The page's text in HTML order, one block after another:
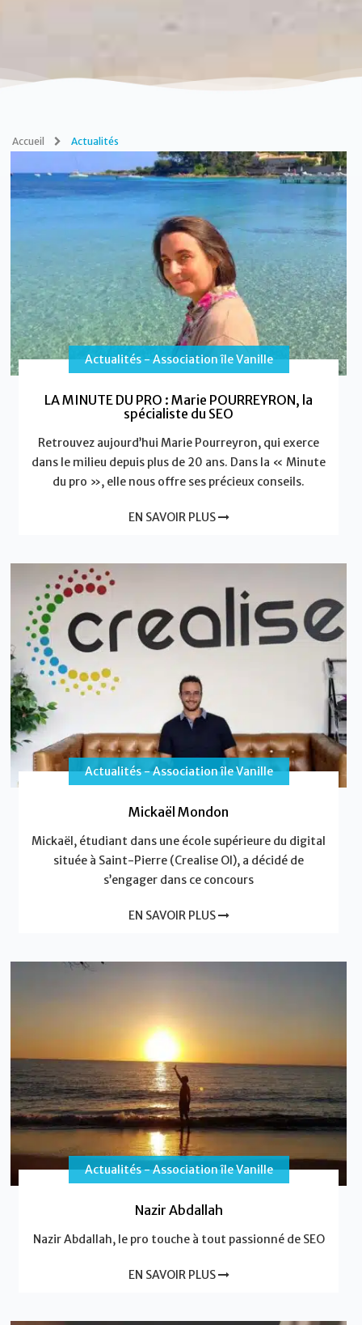
Accueil Actualités
Actualités - Association île Vanille
LA MINUTE DU PRO : Marie POURREYRON, la
spécialiste du SEO
Retrouvez aujourd’hui Marie Pourreyron, qui exerce
dans le milieu depuis plus de 20 ans. Dans la « Minute
du pro », elle nous offre ses précieux conseils.
EN SAVOIR PLUS
Actualités - Association île Vanille
Mickaël Mondon
Mickaël, étudiant dans une école supérieure du digital
située à Saint-Pierre (Crealise OI), a décidé de
s’engager dans ce concours
EN SAVOIR PLUS
Actualités - Association île Vanille
Nazir Abdallah
Nazir Abdallah, le pro touche à tout passionné de SEO
EN SAVOIR PLUS